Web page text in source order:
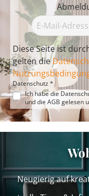
Diese Seite ist
gelten die
Datenschutz *
Ich habe die
und die AGB gelesen
Neugierig auf